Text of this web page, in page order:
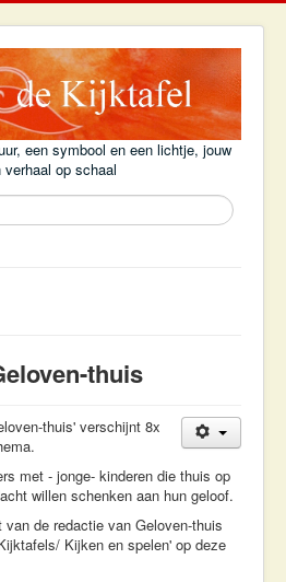
een symbool en een lichtje, jouw
verhaal op schaal
thuis
thuis' verschijnt 8x
met - jonge- kinderen die thuis op
willen schenken aan hun geloof.
de redactie van Geloven-thuis
Kijken en spelen' op deze